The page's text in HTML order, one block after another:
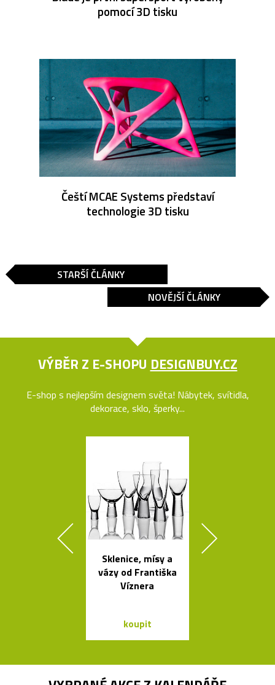
pomocí 3D tisku
Čeští MCAE Systems představí
technologie 3D tisku
STARŠÍ ČLÁNKY
NOVĚJŠÍ ČLÁNKY
VÝBĚR Z E-SHOPU DESIGNBUY.CZ
E-shop s nejlepším designem světa! Nábytek, svítidla,
dekorace, sklo, šperky...
Sklenice, mísy a
vázy od Františka
Víznera
koupit